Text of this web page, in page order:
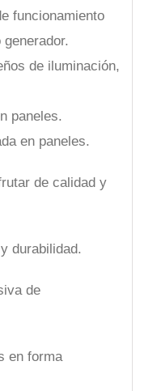
funcionamiento
de iluminación,
paneles.
en paneles.
de calidad y
durabilidad.
de
en forma